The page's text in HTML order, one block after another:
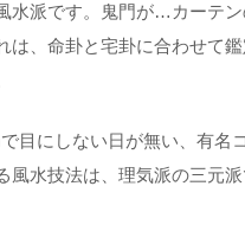
水派です。鬼門が…カーテ
は、命卦と宅卦に合わせて
目にしない日が無い、有名
風水技法は、理気派の三元